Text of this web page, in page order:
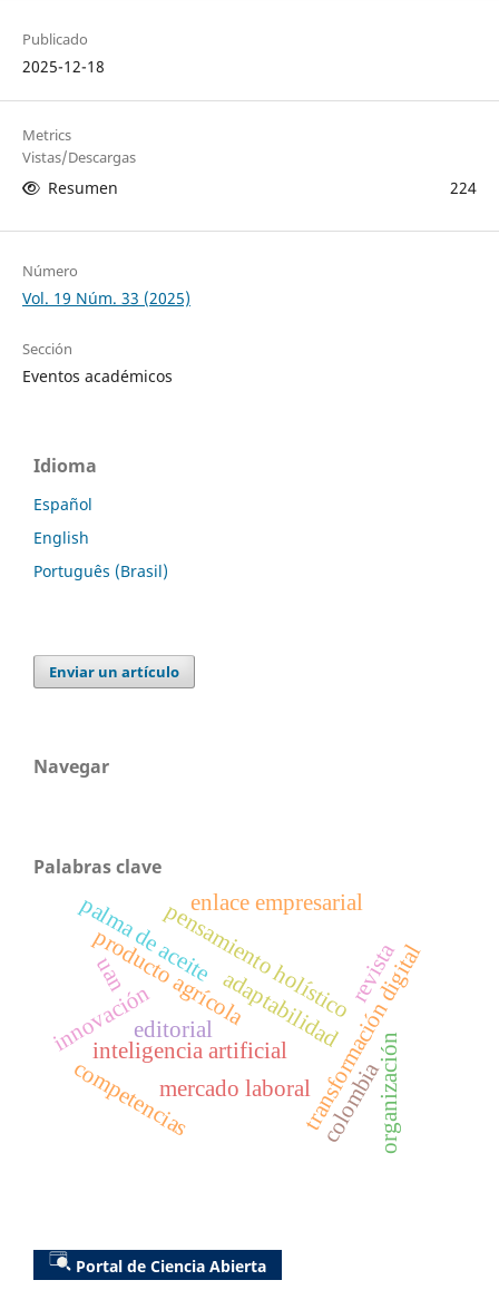
Publicado
2025-12-18
Metrics
Vistas/Descargas
Resumen 224
Número
Vol. 19 Núm. 33 (2025)
Sección
Eventos académicos
Idioma
Español
English
Português (Brasil)
Enviar un artículo
Navegar
Palabras clave
mercado laboral
inteligencia artificial
competencias transformación digital
adaptabilidad
organización
pensamiento holístico
producto agrícola
palma de aceite
innovacióneditorial
enlace empresarial
uan
colombia
revista
Portal de Ciencia Abierta